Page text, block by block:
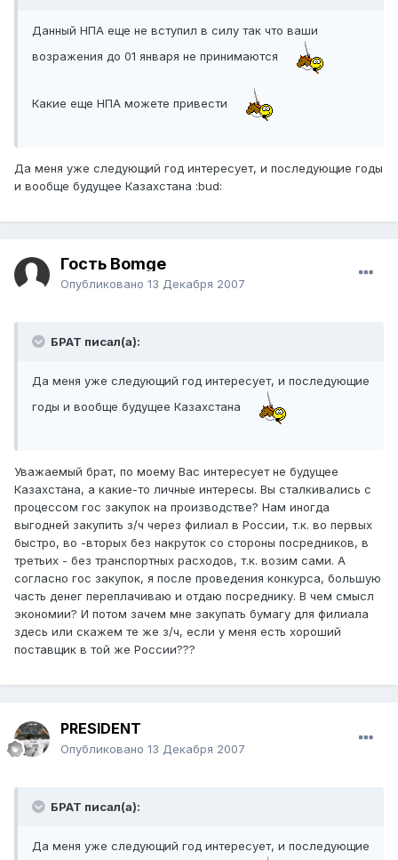
Данный НПА еще не вступил в силу так что ваши
возражения до 01 января не принимаются
Какие еще НПА можете привести
Да меня уже следующий год интересует, и последующие годы
и вообще будущее Казахстана :bud:
Гость Bomge
Опубликовано 13 Декабря 2007
БРАТ писал(а):
Да меня уже следующий год интересует, и последующие
годы и вообще будущее Казахстана
Уважаемый брат, по моему Вас интересует не будущее
Казахстана, а какие-то личные интересы. Вы сталкивались с
процессом гос закупок на производстве? Нам иногда
выгодней закупить з/ч через филиал в России, т.к. во первых
быстро, во -вторых без накруток со стороны посредников, в
третьих - без транспортных расходов, т.к. возим сами. А
согласно гос закупок, я после проведения конкурса, большую
часть денег переплачиваю и отдаю посреднику. В чем смысл
экономии? И потом зачем мне закупать бумагу для филиала
здесь или скажем те же з/ч, если у меня есть хороший
поставщик в той же России???
PRESIDENT
Опубликовано 13 Декабря 2007
БРАТ писал(а):
Да меня уже следующий год интересует, и последующие